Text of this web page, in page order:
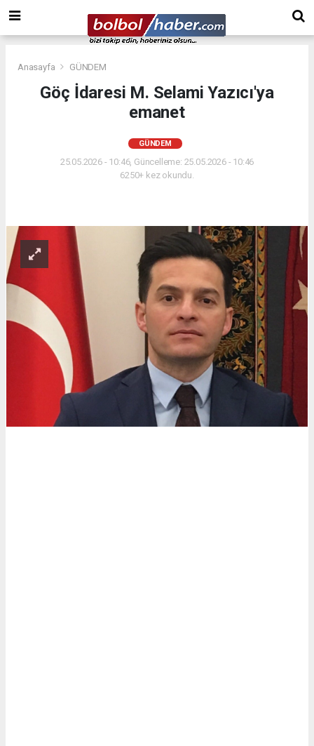
Anasayfa GÜNDEM
Göç İdaresi M. Selami Yazıcı'ya
emanet
GÜNDEM
25.05.2026 - 10:46, Güncelleme: 25.05.2026 - 10:46
6250+ kez okundu.